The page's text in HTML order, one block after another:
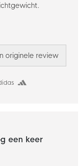
originele review
een keer